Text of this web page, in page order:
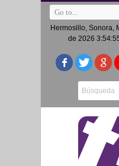
Hermosillo, Sonora,
de 2026